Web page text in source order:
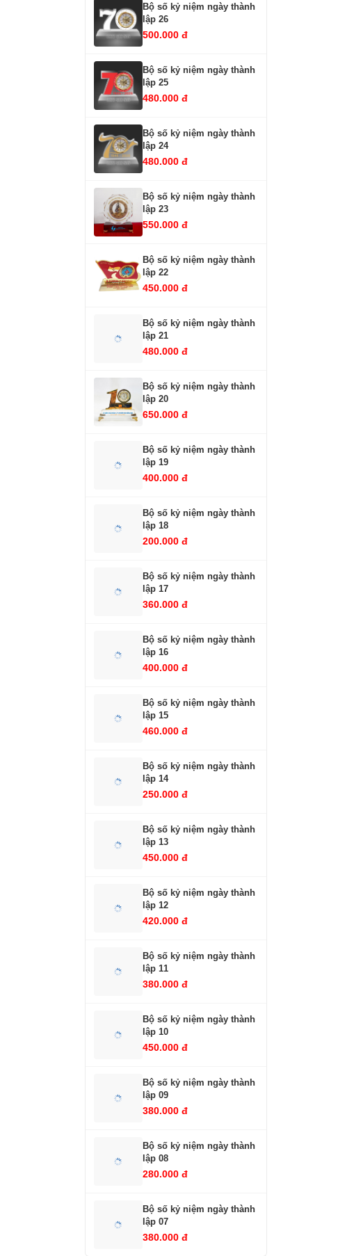
Bộ số kỷ niệm ngày thành
lập 26
500.000 đ
Bộ số kỷ niệm ngày thành
lập 25
480.000 đ
Bộ số kỷ niệm ngày thành
lập 24
480.000 đ
Bộ số kỷ niệm ngày thành
lập 23
550.000 đ
Bộ số kỷ niệm ngày thành
lập 22
450.000 đ
Bộ số kỷ niệm ngày thành
lập 21
480.000 đ
Bộ số kỷ niệm ngày thành
lập 20
650.000 đ
Bộ số kỷ niệm ngày thành
lập 19
400.000 đ
Bộ số kỷ niệm ngày thành
lập 18
200.000 đ
Bộ số kỷ niệm ngày thành
lập 17
360.000 đ
Bộ số kỷ niệm ngày thành
lập 16
400.000 đ
Bộ số kỷ niệm ngày thành
lập 15
460.000 đ
Bộ số kỷ niệm ngày thành
lập 14
250.000 đ
Bộ số kỷ niệm ngày thành
lập 13
450.000 đ
Bộ số kỷ niệm ngày thành
lập 12
420.000 đ
Bộ số kỷ niệm ngày thành
lập 11
380.000 đ
Bộ số kỷ niệm ngày thành
lập 10
450.000 đ
Bộ số kỷ niệm ngày thành
lập 09
380.000 đ
Bộ số kỷ niệm ngày thành
lập 08
280.000 đ
Bộ số kỷ niệm ngày thành
lập 07
380.000 đ